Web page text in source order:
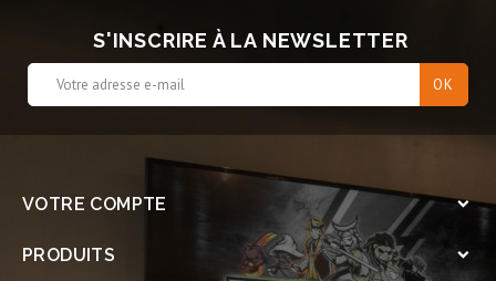
S'INSCRIRE À LA NEWSLETTER
VOTRE COMPTE 
PRODUITS 